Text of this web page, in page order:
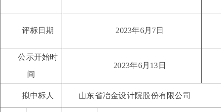
评标日期 2023年6月 7日
公示开始时
间
2023年6月 13 日
拟中标人 山东省冶金设计院股份有限公司